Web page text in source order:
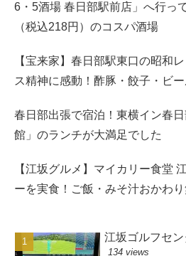
6・5酒場 春日部駅前店」へ行っ
（税込218円）のコスパ酒場
【宝来家】春日部駅東口の昭和
ス精神に感動！酢豚・餃子・ビ
春日部出張で宿泊！東横イン春
館」のランチが大満足でした
【江坂グルメ】マイカリー食堂
ーを実食！ご飯・みそ汁おかわ
江坂ゴルフセン
134 views